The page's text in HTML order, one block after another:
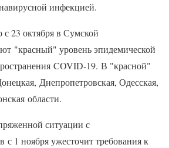
инфекцией.
23 октября в Сумской
"красный" уровень эпидемической
COVID-19. В "красной"
Днепропетровская, Одесская,
области.
ситуации с
с 1 ноября ужесточит требования к